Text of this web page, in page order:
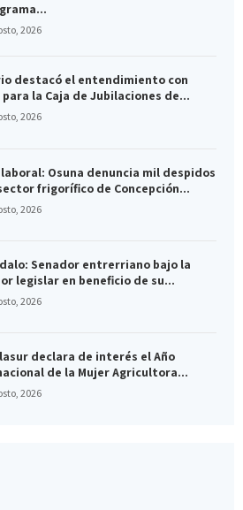
2026
destacó el entendimiento con
para la Caja de Jubilaciones de...
2026
Osuna denuncia mil despidos
frigorífico de Concepción...
2026
Senador entrerriano bajo la
legislar en beneficio de su...
2026
declara de interés el Año
de la Mujer Agricultora...
2026